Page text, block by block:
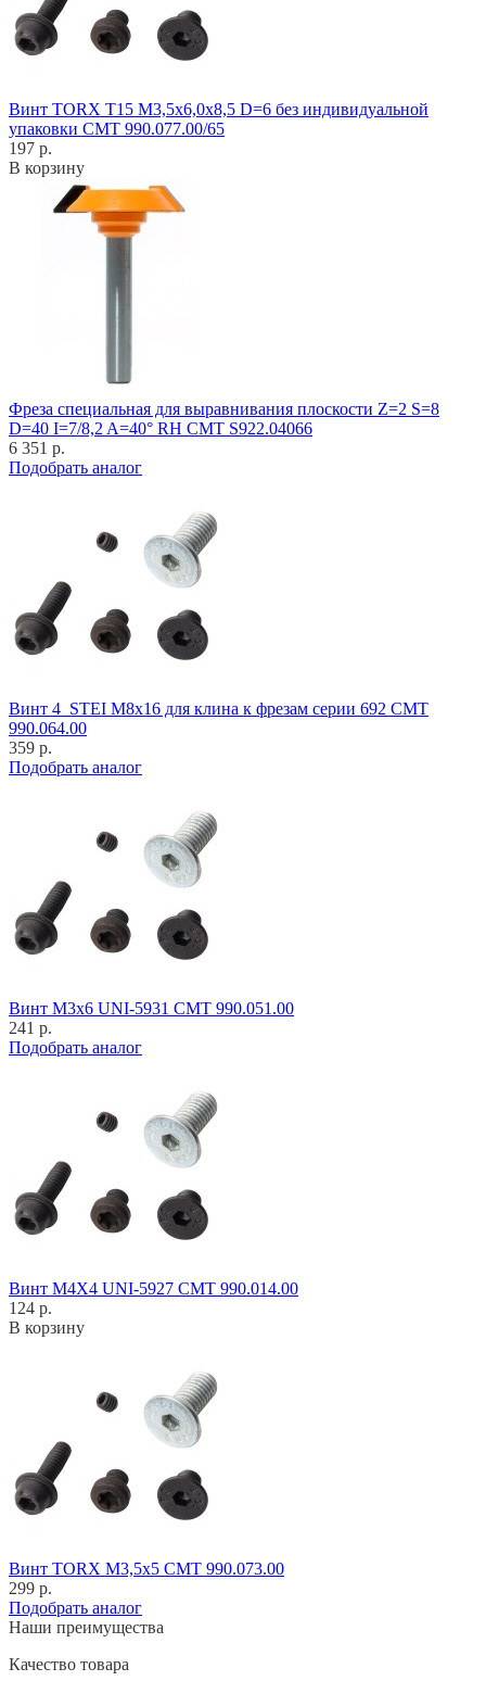
Винт TORX T15 M3,5x6,0x8,5 D=6 без индивидуальной
упаковки CMT 990.077.00/65
197 р.
В корзину
Фреза специальная для выравнивания плоскости Z=2 S=8
D=40 I=7/8,2 A=40° RH CMT S922.04066
6 351 р.
Подобрать аналог
Винт 4_STEI M8x16 для клина к фрезам серии 692 CMT
990.064.00
359 р.
Подобрать аналог
Винт M3x6 UNI-5931 CMT 990.051.00
241 р.
Подобрать аналог
Винт M4X4 UNI-5927 CMT 990.014.00
124 р.
В корзину
Винт TORX M3,5x5 CMT 990.073.00
299 р.
Подобрать аналог
Наши преимущества
Качество товара